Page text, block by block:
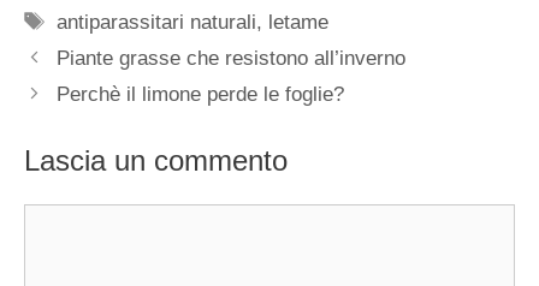
Tag
antiparassitari naturali, letame
Piante grasse che resistono all’inverno
Perchè il limone perde le foglie?
Lascia un commento